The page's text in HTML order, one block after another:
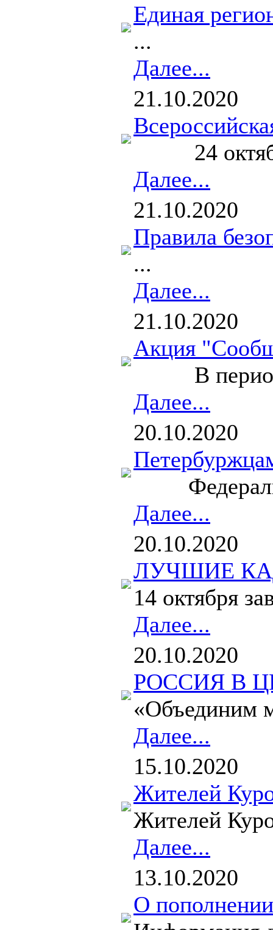
Единая
...
Далее...
21.10.2020
24 октября
Далее...
21.10.2020
Правила
...
Далее...
21.10.2020
Акция
В период с
Далее...
20.10.2020
Далее...
20.10.2020
ЛУЧШИЕ
14 октября
Далее...
20.10.2020
РОССИЯ В
«Объединим
Далее...
15.10.2020
Жителей
Жителей
Далее...
13.10.2020
О пополнении